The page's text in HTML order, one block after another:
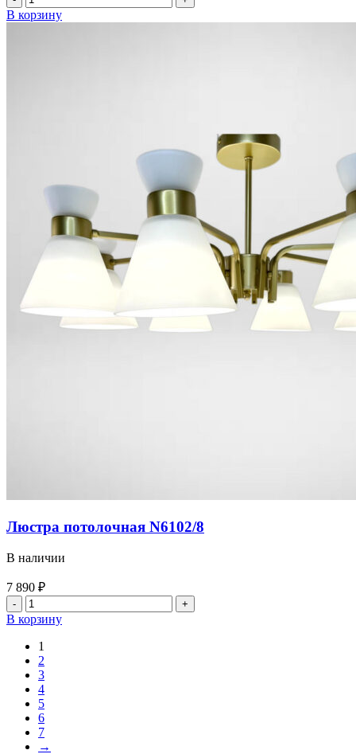
В корзину
Люстра потолочная N6102/8
В наличии
7 890 ₽
В корзину
1
2
3
4
5
6
7
→